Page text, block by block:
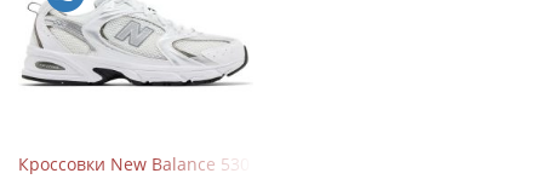
Кроссовки New Balance 530 White Silver Metallic